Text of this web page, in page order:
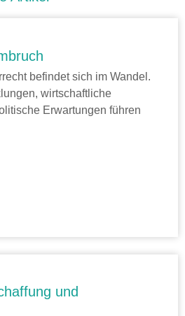
befindet sich im Wandel.
wirtschaftliche
Erwartungen führen
und